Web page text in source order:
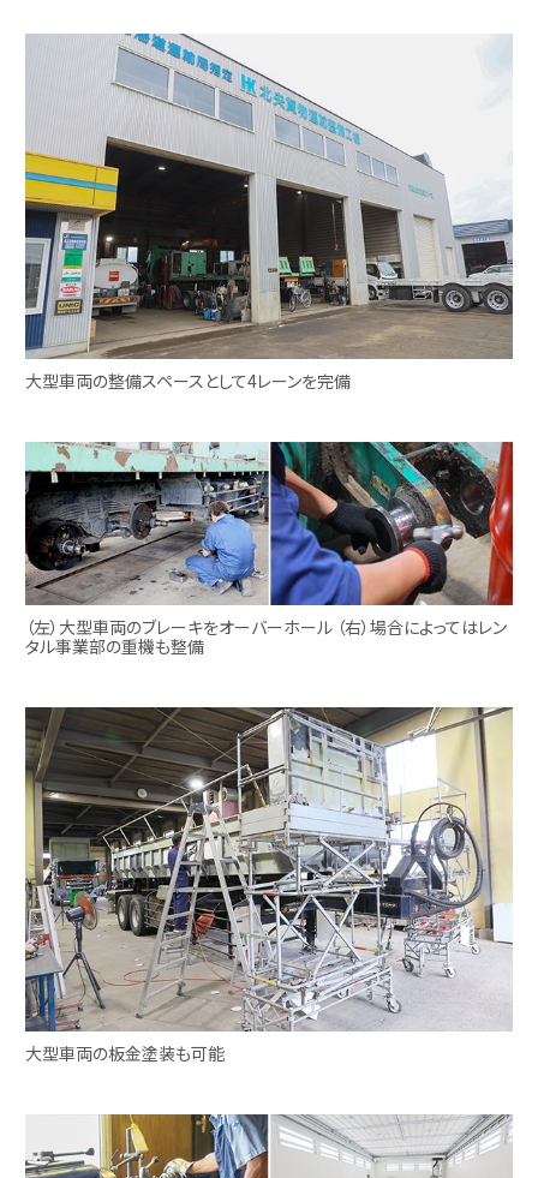
大型車両の整備スペースとして4レーンを完備
（左）大型車両のブレーキをオーバーホール （右）場合によってはレン
タル事業部の重機も整備
大型車両の板金塗装も可能